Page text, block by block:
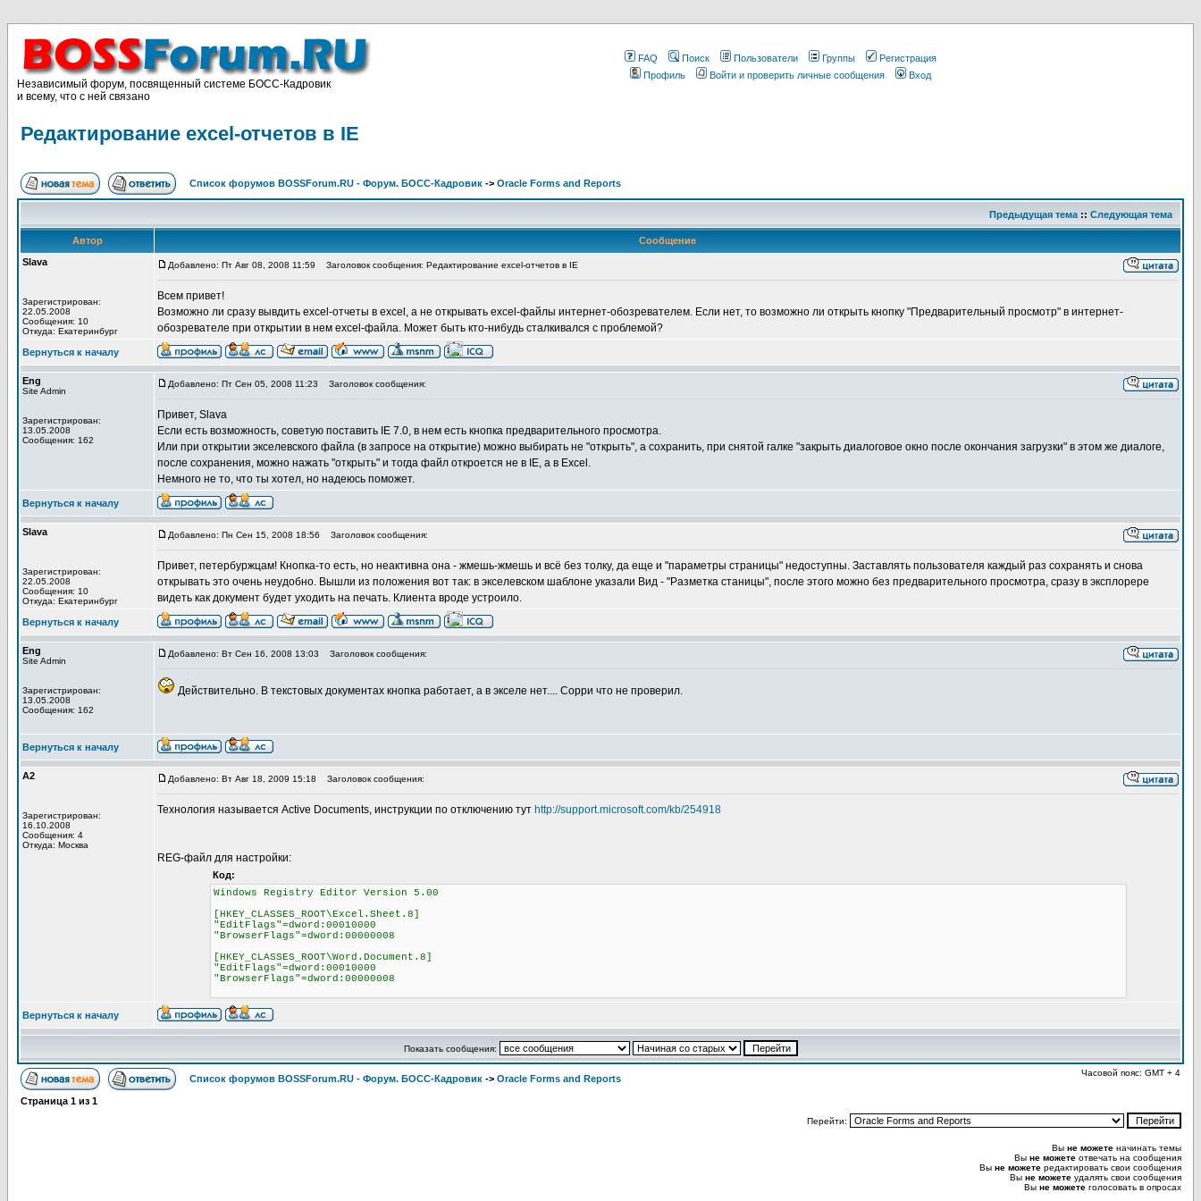
Независимый форум, посвященный системе БОСС-Кадровик
и всему, что с ней связано
FAQ Поиск Пользователи Группы
Регистрация
Профиль
Войти и проверить личные сообщения Вход
Редактирование excel-отчетов в IE
Список форумов BOSSForum.RU - Форум. БОСС-Кадровик -> Oracle Forms and Reports
Предыдущая тема :: Следующая тема
Автор
Сообщение
Slava
Зарегистрирован:
22.05.2008
Сообщения: 10
Откуда: Екатеринбург
Добавлено: Пт Авг 08, 2008 11:59 Заголовок сообщения: Редактирование excel-отчетов в IE
Всем привет!
Возможно ли сразу вывдить excel-отчеты в excel, а не открывать excel-файлы интернет-обозревателем. Если нет, то возможно ли открыть кнопку "Предварительный просмотр" в интернет-
обозревателе при открытии в нем excel-файла. Может быть кто-нибудь сталкивался с проблемой?
Вернуться к началу
Eng
Site Admin
Зарегистрирован:
13.05.2008
Сообщения: 162
Добавлено: Пт Сен 05, 2008 11:23 Заголовок сообщения:
Привет, Slava
Если есть возможность, советую поставить IE 7.0, в нем есть кнопка предварительного просмотра.
Или при открытии экселевского файла (в запросе на открытие) можно выбирать не "открыть", а сохранить, при снятой галке "закрыть диалоговое окно после окончания загрузки" в этом же диалоге,
после сохранения, можно нажать "открыть" и тогда файл откроется не в IE, а в Excel.
Немного не то, что ты хотел, но надеюсь поможет.
Вернуться к началу
Slava
Зарегистрирован:
22.05.2008
Сообщения: 10
Откуда: Екатеринбург
Добавлено: Пн Сен 15, 2008 18:56 Заголовок сообщения:
Привет, петербуржцам! Кнопка-то есть, но неактивна она - жмешь-жмешь и всё без толку, да еще и "параметры страницы" недоступны. Заставлять пользователя каждый раз сохранять и снова
открывать это очень неудобно. Вышли из положения вот так: в экселевском шаблоне указали Вид - "Разметка станицы", после этого можно без предварительного просмотра, сразу в эксплорере
видеть как документ будет уходить на печать. Клиента вроде устроило.
Вернуться к началу
Eng
Site Admin
Зарегистрирован:
13.05.2008
Сообщения: 162
Добавлено: Вт Сен 16, 2008 13:03 Заголовок сообщения:
Действительно. В текстовых документах кнопка работает, а в экселе нет.... Сорри что не проверил.
Вернуться к началу
A2
Зарегистрирован:
16.10.2008
Сообщения: 4
Откуда: Москва
Добавлено: Вт Авг 18, 2009 15:18 Заголовок сообщения:
Технология называется Active Documents, инструкции по отключению тут http://support.microsoft.com/kb/254918
REG-файл для настройки:
Код:
Windows Registry Editor Version 5.00
[HKEY_CLASSES_ROOT\Excel.Sheet.8]
"EditFlags"=dword:00010000
"BrowserFlags"=dword:00000008
[HKEY_CLASSES_ROOT\Word.Document.8]
"EditFlags"=dword:00010000
"BrowserFlags"=dword:00000008
Вернуться к началу
Показать сообщения:
Список форумов BOSSForum.RU - Форум. БОСС-Кадровик -> Oracle Forms and Reports
Часовой пояс: GMT + 4
Страница 1 из 1
Перейти:
Вы не можете начинать темы
Вы не можете отвечать на сообщения
Вы не можете редактировать свои сообщения
Вы не можете удалять свои сообщения
Вы не можете голосовать в опросах